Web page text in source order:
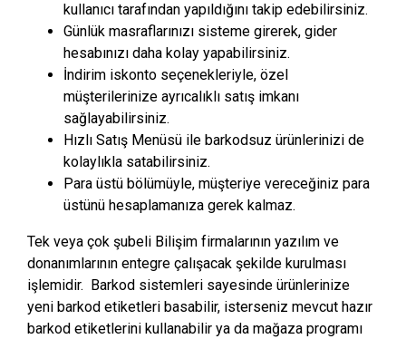
kullanıcı tarafından yapıldığını takip edebilirsiniz.
Günlük masraflarınızı sisteme girerek, gider
hesabınızı daha kolay yapabilirsiniz.
İndirim iskonto seçenekleriyle, özel
müşterilerinize ayrıcalıklı satış imkanı
sağlayabilirsiniz.
Hızlı Satış Menüsü ile barkodsuz ürünlerinizi de
kolaylıkla satabilirsiniz.
Para üstü bölümüyle, müşteriye vereceğiniz para
üstünü hesaplamanıza gerek kalmaz.
Tek veya çok şubeli Bilişim firmalarının yazılım ve
donanımlarının entegre çalışacak şekilde kurulması
işlemidir. Barkod sistemleri sayesinde ürünlerinize
yeni barkod etiketleri basabilir, isterseniz mevcut hazır
barkod etiketlerini kullanabilir ya da mağaza programı